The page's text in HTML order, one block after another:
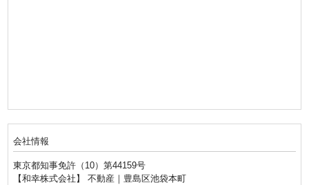
会社情報
東京都知事免許（10）第44159号
【和幸株式会社】 不動産｜豊島区池袋本町